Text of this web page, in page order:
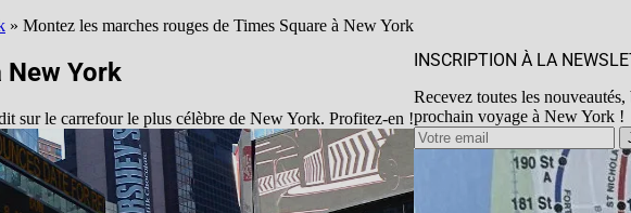
» Montez les marches rouges de Times Square à New York
New York
sur le carrefour le plus célèbre de New York. Profitez-en !
INSCRIPTION À LA
Recevez toutes les
prochain voyage à New York !